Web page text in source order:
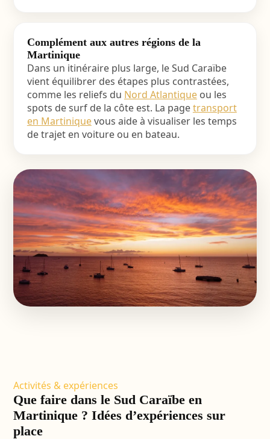
Complément aux autres régions de la
Martinique
Dans un itinéraire plus large, le Sud Caraïbe
vient équilibrer des étapes plus contrastées,
comme les reliefs du Nord Atlantiqueou les
spots de surf de la côte est. La pagetransport
en Martiniquevous aide à visualiser les temps
de trajet en voiture ou en bateau.
Activités & expériences
Que faire dans le Sud Caraïbe en
Martinique ? Idées d’expériences sur
place